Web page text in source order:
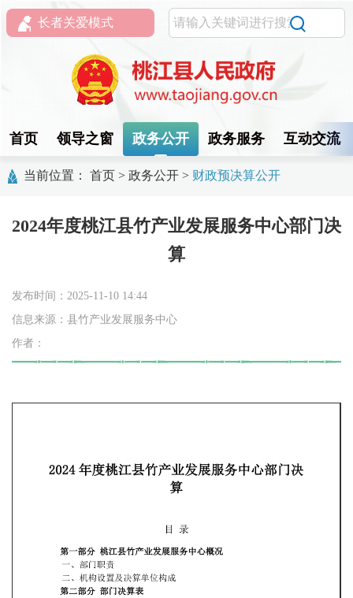
长者关爱模式
首页 领导之窗 政务公开 政务服务 互动交流
当前位置： 首页 > 政务公开 > 财政预决算公开
2024年度桃江县竹产业发展服务中心部门决
算
发布时间：2025-11-10 14:44
信息来源：县竹产业发展服务中心
作者：